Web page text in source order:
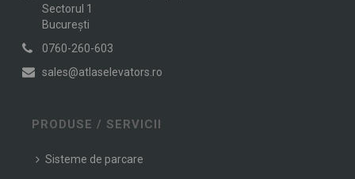
Sectorul 1
Bucureşti
0760-260-603
sales@atlaselevators.ro
PRODUSE / SERVICII
Sisteme de parcare